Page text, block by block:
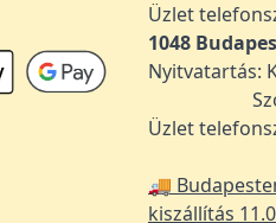
Üzlet
1048
Nyitvatartás:
Üzlet
🚚
kiszállítás